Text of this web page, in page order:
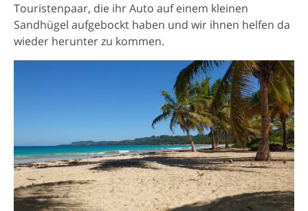
Touristenpaar, die ihr Auto auf einem kleinen
Sandhügel aufgebockt haben und wir ihnen helfen da
wieder herunter zu kommen.